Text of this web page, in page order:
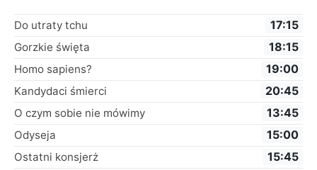
Do utraty tchu
17:15
Gorzkie święta
18:15
Homo sapiens?
19:00
Kandydaci śmierci
20:45
O czym sobie nie mówimy
13:45
Odyseja
15:00
Ostatni konsjerż
15:45